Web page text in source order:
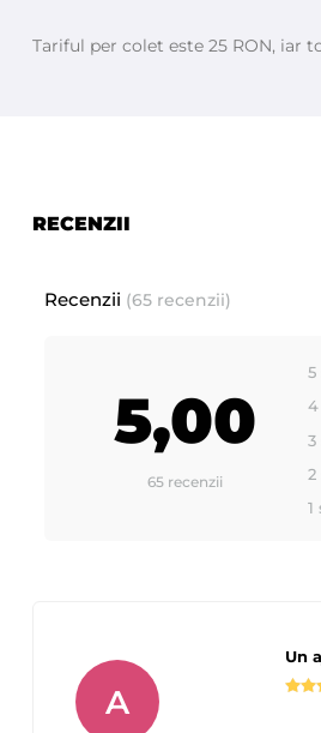
Tariful per colet este 25 RON, iar
RECENZII
Recenzii (65 recenzii)
5,00
65 recenzii
5
4
3
2
1
Un
A